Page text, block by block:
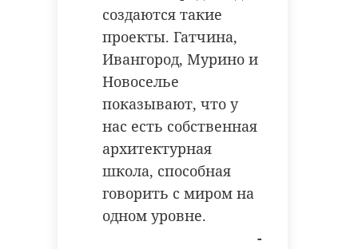
создаются такие
проекты. Гатчина,
Ивангород, Мурино и
Новоселье
показывают, что у
нас есть собственная
архитектурная
школа, способная
говорить с миром на
одном уровне.
-